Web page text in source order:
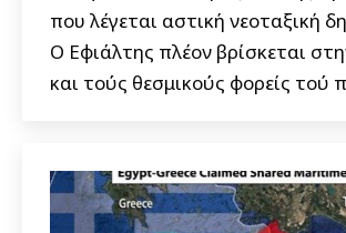
που λέγεται αστική νεοταξική
Ο Εφιάλτης πλέον βρίσκεται
και τούς θεσμικούς φορείς τού